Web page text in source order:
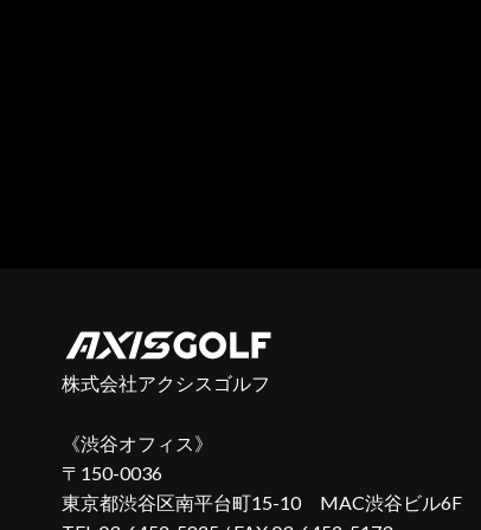
株式会社アクシスゴルフ
渋谷オフィス
〒150-0036
東京都渋谷区南平台町15-10 MAC渋谷ビル6F